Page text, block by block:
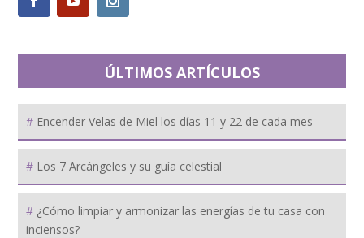
ÚLTIMOS ARTÍCULOS
Encender Velas de Miel los días 11 y 22 de cada mes
Los 7 Arcángeles y su guía celestial
¿Cómo limpiar y armonizar las energías de tu casa con
inciensos?